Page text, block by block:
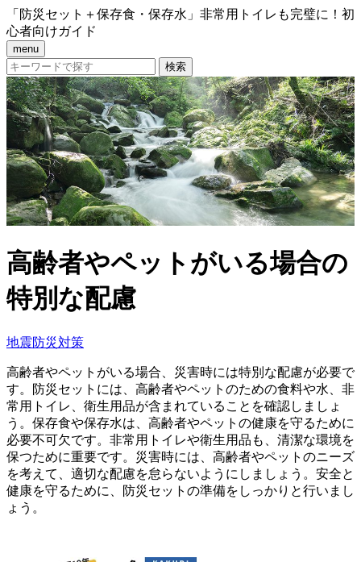
「防災セット＋保存食・保存水」非常用トイレも完璧に！初
心者向けガイド
menu
高齢者やペットがいる場合の
特別な配慮
地震防災対策
高齢者やペットがいる場合、災害時には特別な配慮が必要で
す。防災セットには、高齢者やペットのための食料や水、非
常用トイレ、衛生用品が含まれていることを確認しましょ
う。保存食や保存水は、高齢者やペットの健康を守るために
必要不可欠です。非常用トイレや衛生用品も、清潔な環境を
保つために重要です。災害時には、高齢者やペットのニーズ
を考えて、適切な配慮を怠らないようにしましょう。安全と
健康を守るために、防災セットの準備をしっかりと行いまし
ょう。